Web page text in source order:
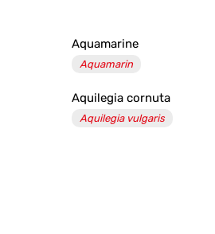
Aquamarine
Aquamarin
Aquilegia cornuta
Aquilegia vulgaris